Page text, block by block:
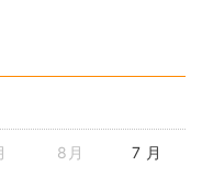
8月 7 月